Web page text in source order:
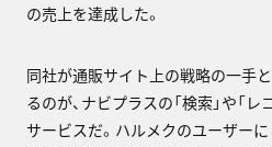
の売上を達成した。
同社が通販サイト上の戦略の一手
るのが、ナビプラスの「検索」や「
サービスだ。ハルメクのユーザー